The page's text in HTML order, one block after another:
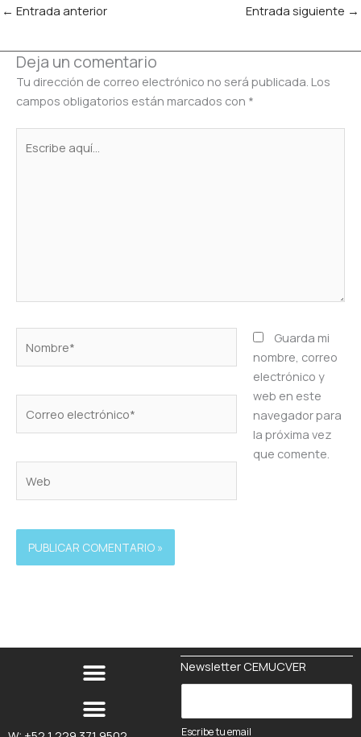
← Entrada anterior Entrada siguiente →
Deja un comentario
Tu dirección de correo electrónico no será publicada. Los
campos obligatorios están marcados con *
aquí...
electrónico*
Guarda mi
nombre, correo
electrónico y
web en este
navegador para
la próxima vez
que comente.
Newsletter CEMUCVER
c
Escribe tu email